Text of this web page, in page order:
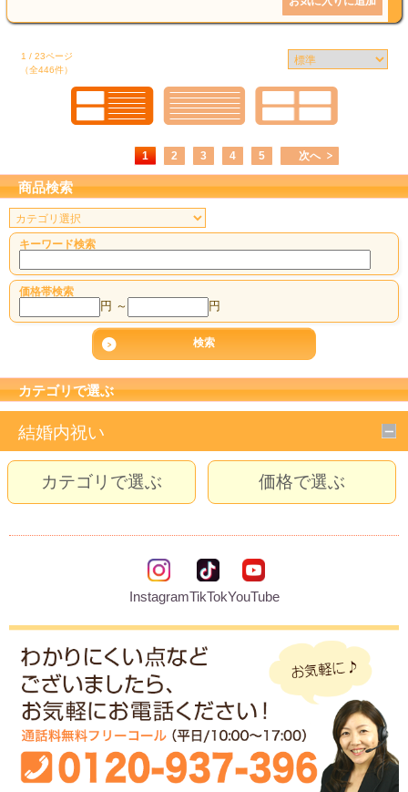
1 / 23ページ
（全446件）
1 2 3 4 5 次へ
商品検索
キーワード検索
価格帯検索
円 ～ 円
カテゴリで選ぶ
結婚内祝い
カテゴリで選ぶ 価格で選ぶ
InstagramTikTokYouTube